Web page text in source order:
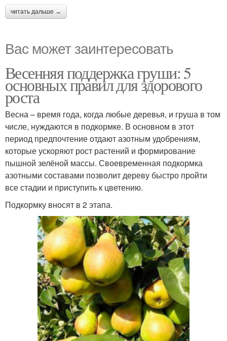
читать дальше →
Вас может заинтересовать
Весенняя поддержка груши: 5
основных правил для здорового
роста
Весна – время года, когда любые деревья, и груша в том
числе, нуждаются в подкормке. В основном в этот
период предпочтение отдают азотным удобрениям,
которые ускоряют рост растений и формирование
пышной зелёной массы. Своевременная подкормка
азотными составами позволит дереву быстро пройти
все стадии и приступить к цветению.
Подкормку вносят в 2 этапа.